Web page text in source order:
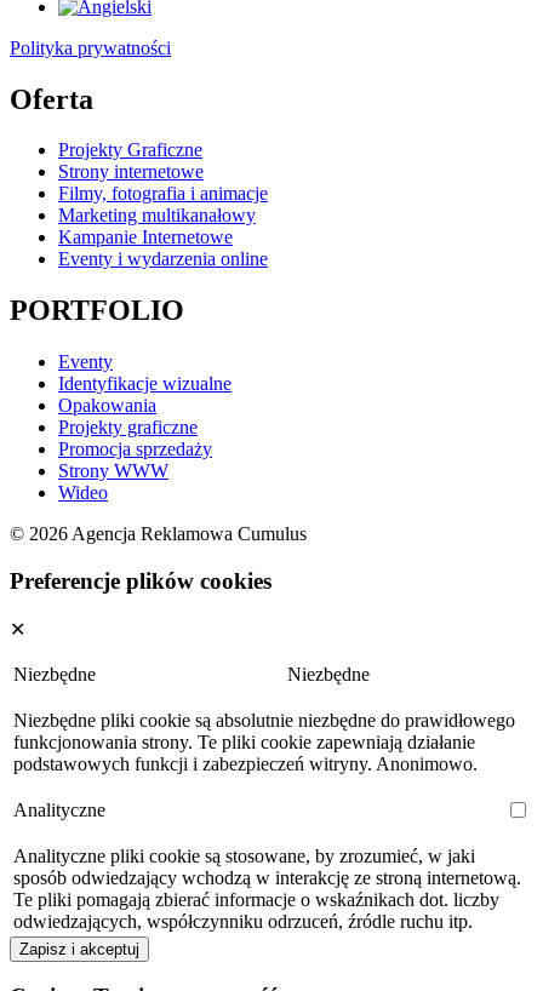
Polityka prywatności
Oferta
Projekty Graficzne
Strony internetowe
Filmy, fotografia i animacje
Marketing multikanałowy
Kampanie Internetowe
Eventy i wydarzenia online
PORTFOLIO
Eventy
Identyfikacje wizualne
Opakowania
Projekty graficzne
Promocja sprzedaży
Strony WWW
Wideo
© 2026 Agencja Reklamowa Cumulus
Preferencje plików cookies
✕
Niezbędne Niezbędne
Niezbędne pliki cookie są absolutnie niezbędne do prawidłowego
funkcjonowania strony. Te pliki cookie zapewniają działanie
podstawowych funkcji i zabezpieczeń witryny. Anonimowo.
Analityczne
Analityczne pliki cookie są stosowane, by zrozumieć, w jaki
sposób odwiedzający wchodzą w interakcję ze stroną internetową.
Te pliki pomagają zbierać informacje o wskaźnikach dot. liczby
odwiedzających, współczynniku odrzuceń, źródle ruchu itp.
Zapisz i akceptuj